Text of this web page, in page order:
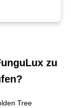
zu
Tree